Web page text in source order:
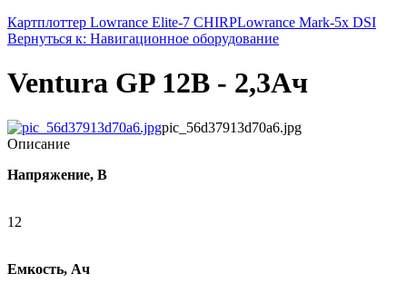
Картплоттер Lowrance Elite-7 CHIRPLowrance Mark-5x DSI
Вернуться к: Навигационное оборудование
Ventura GP 12В - 2,3Ач
pic_56d37913d70a6.jpg
Описание
Напряжение, В
12
Емкость, Ач